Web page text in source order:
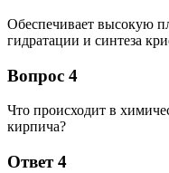
Обеспечивает высокую
гидратации и синтеза
Вопрос 4
Что происходит в
кирпича?
Ответ 4